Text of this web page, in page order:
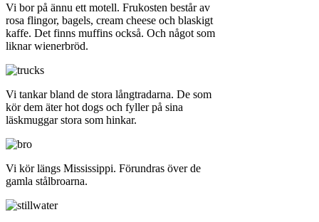
Vi bor på ännu ett motell. Frukosten består av
rosa flingor, bagels, cream cheese och blaskigt
kaffe. Det finns muffins också. Och något som
liknar wienerbröd.
Vi tankar bland de stora långtradarna. De som
kör dem äter hot dogs och fyller på sina
läskmuggar stora som hinkar.
Vi kör längs Mississippi. Förundras över de
gamla stålbroarna.